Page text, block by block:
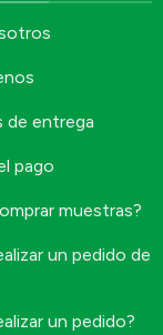
de entrega
pago
muestras?
un pedido de
un pedido?